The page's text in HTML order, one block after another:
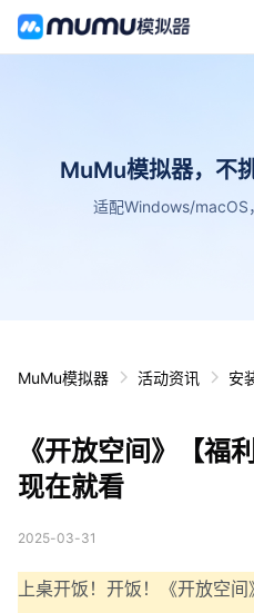
MuMu模拟器，不
适配Windows/macOS
MuMu模拟器 活动资讯 安
《开放空间》【福
现在就看
2025-03-31
上桌开饭！开饭！《开放空